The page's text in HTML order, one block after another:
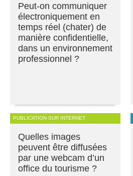
Peut-on communiquer
électroniquement en
temps réel (chater) de
manière confidentielle,
dans un environnement
professionnel ?
PUBLICATION SUR INTERNET
Quelles images
peuvent être diffusées
par une webcam d’un
office du tourisme ?